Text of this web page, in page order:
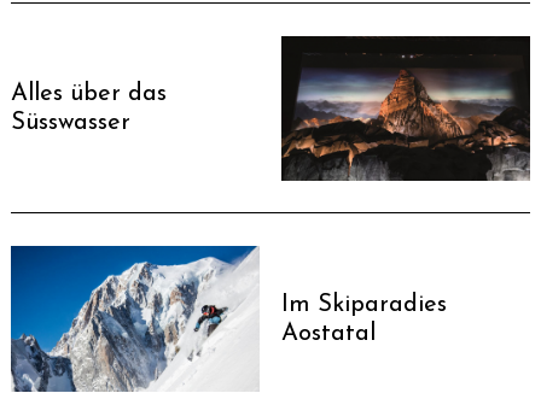
Alles über das
Süsswasser
Im Skiparadies
Aostatal